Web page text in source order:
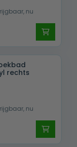
nu
rechts
nu